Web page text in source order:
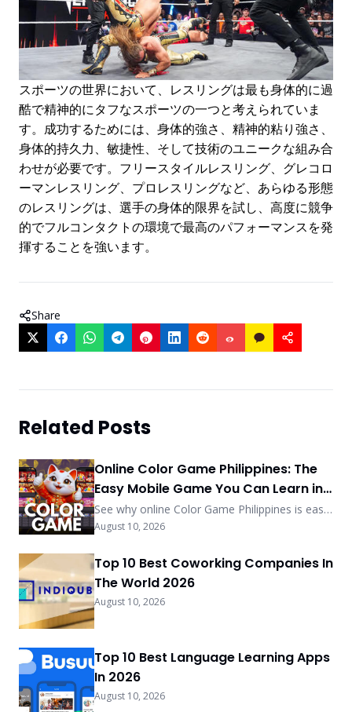
スポーツの世界において、レスリングは最も身体的に過
酷で精神的にタフなスポーツの一つと考えられていま
す。成功するためには、身体的強さ、精神的粘り強さ、
身体的持久力、敏捷性、そして技術のユニークな組み合
わせが必要です。フリースタイルレスリング、グレコロ
ーマンレスリング、プロレスリングなど、あらゆる形態
のレスリングは、選手の身体的限界を試し、高度に競争
的でフルコンタクトの環境で最高のパフォーマンスを発
揮することを強います。
Share
Related Posts
Online Color Game Philippines: The
Easy Mobile Game You Can Learn in
Minutes
See why online Color Game Philippines is easy
to learn, mobile-friendly, and perfect for casual
entertainment.
August 10, 2026
Top 10 Best Coworking Companies In
The World 2026
August 10, 2026
Top 10 Best Language Learning Apps
In 2026
August 10, 2026